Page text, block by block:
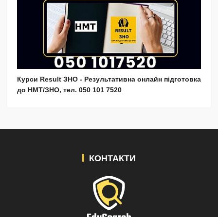
Курси Result ЗНО - Результативна онлайн підготовка
до НМТ/ЗНО, тел. 050 101 7520
КОНТАКТИ